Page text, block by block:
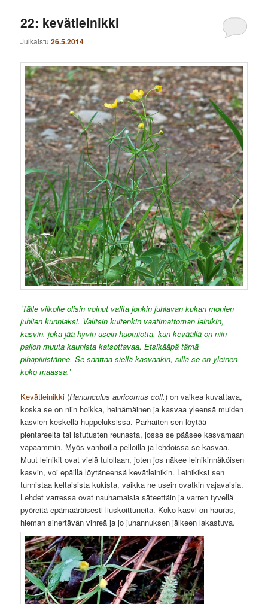
22: kevätleinikki
Julkaistu26.5.2014
’Tälle viikolle olisin voinut valita jonkin juhlavan kukan monien
juhlien kunniaksi. Valitsin kuitenkin vaatimattoman leinikin,
kasvin, joka jää hyvin usein huomiotta, kun keväällä on niin
paljon muuta kaunista katsottavaa. Etsikääpä tämä
pihapiiristänne. Se saattaa siellä kasvaakin, sillä se on yleinen
koko maassa.’
Kevätleinikki (Ranunculus auricomus coll.) on vaikea kuvattava,
koska se on niin hoikka, heinämäinen ja kasvaa yleensä muiden
kasvien keskellä huppeluksissa. Parhaiten sen löytää
pientareelta tai istutusten reunasta, jossa se pääsee kasvamaan
vapaammin. Myös vanhoilla pelloilla ja lehdoissa se kasvaa.
Muut leinikit ovat vielä tulollaan, joten jos näkee leinikinnäköisen
kasvin, voi epäillä löytäneensä kevätleinikin. Leinikiksi sen
tunnistaa keltaisista kukista, vaikka ne usein ovatkin vajavaisia.
Lehdet varressa ovat nauhamaisia säteettäin ja varren tyvellä
pyöreitä epämääräisesti liuskoittuneita. Koko kasvi on hauras,
hieman sinertävän vihreä ja jo juhannuksen jälkeen lakastuva.